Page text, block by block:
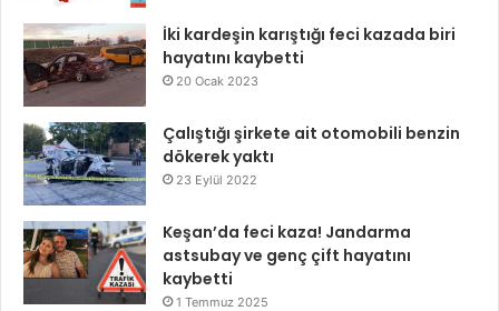
İki kardeşin karıştığı feci kazada biri
hayatını kaybetti
20 Ocak 2023
Çalıştığı şirkete ait otomobili benzin
dökerek yaktı
23 Eylül 2022
Keşan’da feci kaza! Jandarma
astsubay ve genç çift hayatını
kaybetti
1 Temmuz 2025